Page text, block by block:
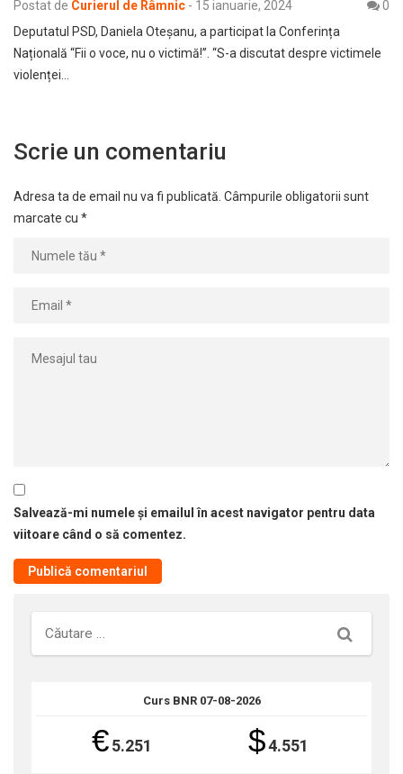
Postat de Curierul de Râmnic - 15 ianuarie, 2024
0
Deputatul PSD, Daniela Oteșanu, a participat la Conferința
Națională “Fii o voce, nu o victimă!”. “S-a discutat despre victimele
violenței…
Scrie un comentariu
Adresa ta de email nu va fi publicată. Câmpurile obligatorii sunt
marcate cu *
Salvează-mi numele și emailul în acest navigator pentru data
viitoare când o să comentez.
Căutare
Curs BNR 07-08-2026
€5.251 $4.551